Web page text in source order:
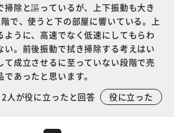
掃除と謳っているが、上下振動も大き
で、使うと下の部屋に響いている。上
ように、高速でなく低速にしてもらわ
い。前後振動で拭き掃除する考えはい
て成立させるに至っていない段階で売
あったと思います。
2人が役に立ったと回答 役に立った